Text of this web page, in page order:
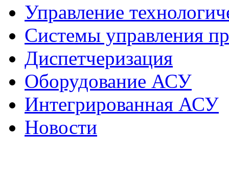
Управление
Системы управления
Диспетчеризация
Оборудование АСУ
Интегрированная АСУ
Новости